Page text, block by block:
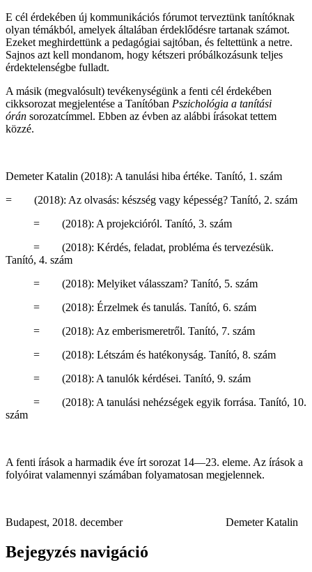
E cél érdekében új kommunikációs fórumot terveztünk tanítóknak
olyan témákból, amelyek általában érdeklődésre tartanak számot.
Ezeket meghirdettünk a pedagógiai sajtóban, és feltettünk a netre.
Sajnos azt kell mondanom, hogy kétszeri próbálkozásunk teljes
érdektelenségbe fulladt.
A másik (megvalósult) tevékenységünk a fenti cél érdekében
cikksorozat megjelentése a Tanítóban Pszichológia a tanítási
órán sorozatcímmel. Ebben az évben az alábbi írásokat tettem
közzé.
Demeter Katalin (2018): A tanulási hiba értéke. Tanító, 1. szám
= (2018): Az olvasás: készség vagy képesség? Tanító, 2. szám
= (2018): A projekcióról. Tanító, 3. szám
= (2018): Kérdés, feladat, probléma és tervezésük.
Tanító, 4. szám
= (2018): Melyiket válasszam? Tanító, 5. szám
= (2018): Érzelmek és tanulás. Tanító, 6. szám
= (2018): Az emberismeretről. Tanító, 7. szám
= (2018): Létszám és hatékonyság. Tanító, 8. szám
= (2018): A tanulók kérdései. Tanító, 9. szám
= (2018): A tanulási nehézségek egyik forrása. Tanító, 10.
szám
A fenti írások a harmadik éve írt sorozat 14—23. eleme. Az írások a
folyóirat valamennyi számában folyamatosan megjelennek.
Budapest, 2018. december Demeter Katalin
Bejegyzés navigáció